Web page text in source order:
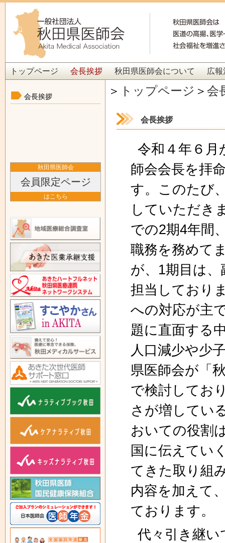
トップページ 会長挨拶 秋田県医師会について 広報
＞ トップページ ＞ 会
会長挨拶
令和４年６月
師会会長を拝
す。このたび
していただき
での2期4年間
職務を務めて
が、1期目は
担当しており
への対応が主
題に直面する
人口減少や少
県医師会が「
で検討してお
さが増してい
おいての役割
国に伝えてい
てきた取り組
内容を加えて
ております。
代々引き継
会長挨拶
秋田県医師会
会員限定ページ
はこちら